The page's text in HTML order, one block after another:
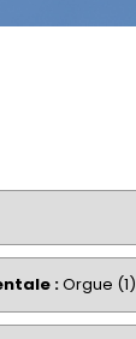
:Orgue (1)